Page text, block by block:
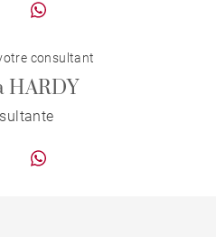
consultant
HARDY